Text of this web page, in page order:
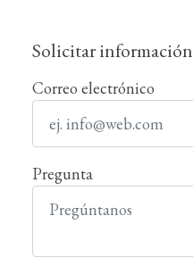
Solicitar información
Correo electrónico
Pregunta